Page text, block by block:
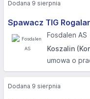
Spawacz TIG
Fosdalen AS
Koszalin
umowa o
Dodana 9 sierpnia
Dodana 9 sierpnia